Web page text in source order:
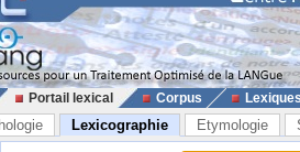
Portail lexical Corpus
Lexicographie Etymologie